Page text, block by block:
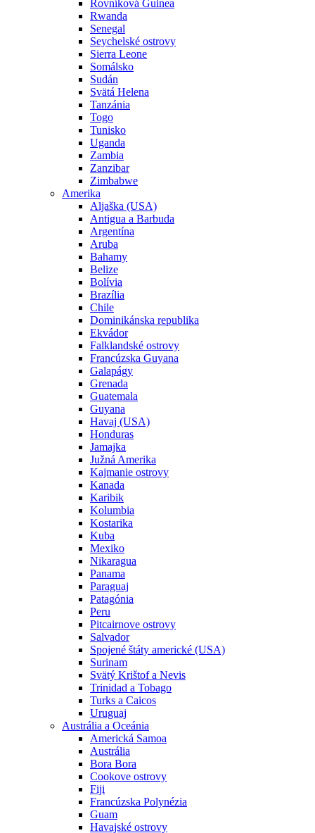
Rovníková Guinea
Rwanda
Senegal
Seychelské ostrovy
Sierra Leone
Somálsko
Sudán
Svätá Helena
Tanzánia
Togo
Tunisko
Uganda
Zambia
Zanzibar
Zimbabwe
Amerika
Aljaška (USA)
Antigua a Barbuda
Argentína
Aruba
Bahamy
Belize
Bolívia
Brazília
Chile
Dominikánska republika
Ekvádor
Falklandské ostrovy
Francúzska Guyana
Galapágy
Grenada
Guatemala
Guyana
Havaj (USA)
Honduras
Jamajka
Južná Amerika
Kajmanie ostrovy
Kanada
Karibik
Kolumbia
Kostarika
Kuba
Mexiko
Nikaragua
Panama
Paraguaj
Patagónia
Peru
Pitcairnove ostrovy
Salvador
Spojené štáty americké (USA)
Surinam
Svätý Krištof a Nevis
Trinidad a Tobago
Turks a Caicos
Uruguaj
Austrália a Oceánia
Americká Samoa
Austrália
Bora Bora
Cookove ostrovy
Fiji
Francúzska Polynézia
Guam
Havajské ostrovy